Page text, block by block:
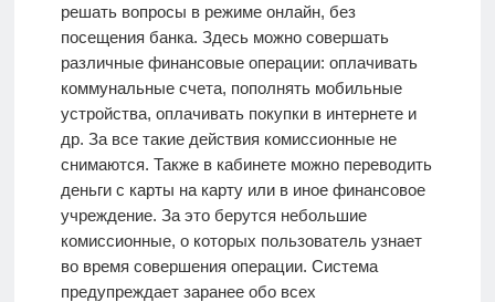
решать вопросы в режиме онлайн, без
посещения банка. Здесь можно совершать
различные финансовые операции: оплачивать
коммунальные счета, пополнять мобильные
устройства, оплачивать покупки в интернете и
др. За все такие действия комиссионные не
снимаются. Также в кабинете можно переводить
деньги с карты на карту или в иное финансовое
учреждение. За это берутся небольшие
комиссионные, о которых пользователь узнает
во время совершения операции. Система
предупреждает заранее обо всех